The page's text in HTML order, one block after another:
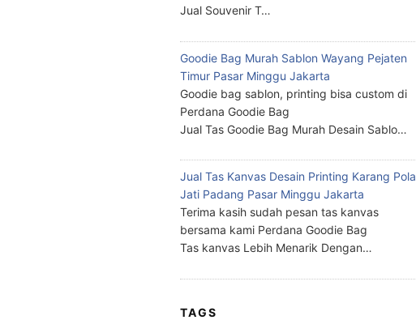
Jual Souvenir T…
Goodie Bag Murah Sablon Wayang Pejaten
Timur Pasar Minggu Jakarta
Goodie bag sablon, printing bisa custom di
Perdana Goodie Bag
Jual Tas Goodie Bag Murah Desain Sablo…
Jual Tas Kanvas Desain Printing Karang Pola
Jati Padang Pasar Minggu Jakarta
Terima kasih sudah pesan tas kanvas
bersama kami Perdana Goodie Bag
Tas kanvas Lebih Menarik Dengan…
TAGS